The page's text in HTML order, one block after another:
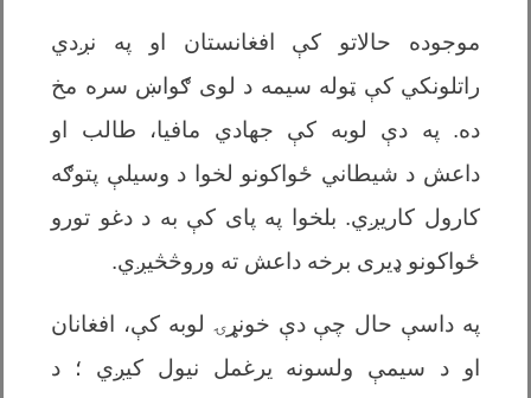
موجوده حالاتو کې افغانستان او په نږدي
راتلونکي کې ټوله سیمه د لوی ګواښ سره مخ
ده. په دې لوبه کې جهادي مافیا، طالب او
داعش د شیطاني ځواکونو لخوا د وسیلې پتوګه
کارول کاریږي. بلخوا په پای کې به د دغو تورو
ځواکونو ډیری برخه داعش ته وروڅڅیږي.
په داسې حال چې دې خونړۍ لوبه کې، افغانان
او د سیمې ولسونه یرغمل نیول کیږي ؛ د